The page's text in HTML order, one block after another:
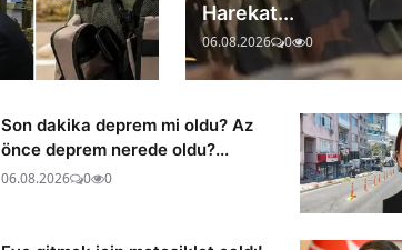
Harekat...
06.08.2026 0 0
Son dakika deprem mi oldu? Az
önce deprem nerede oldu?...
06.08.2026 0 0